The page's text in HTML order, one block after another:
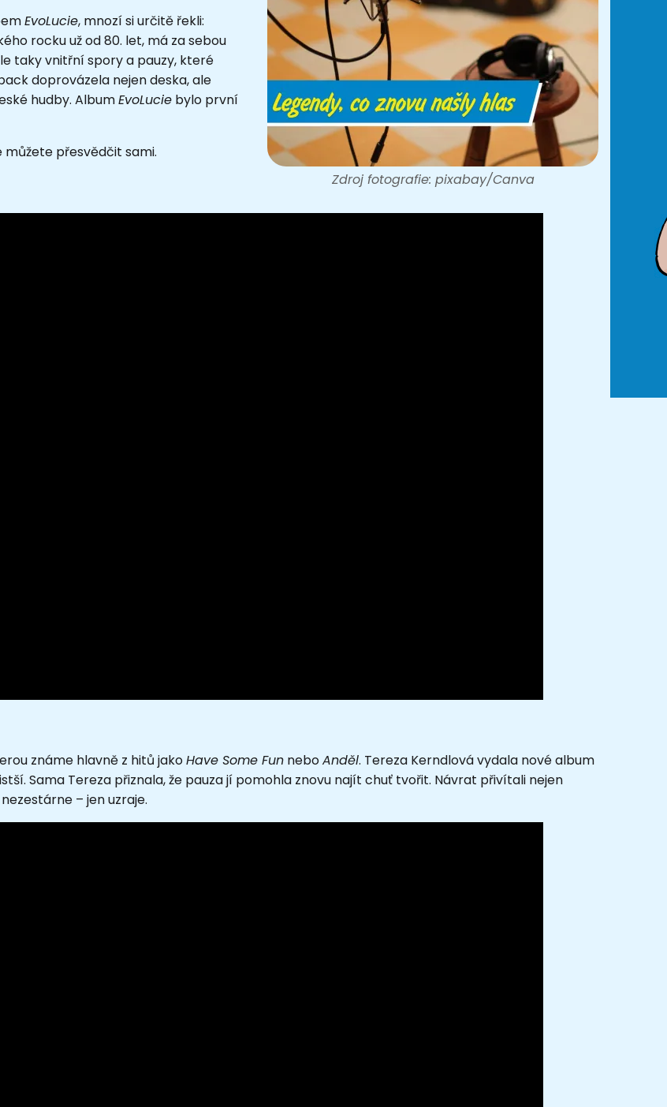
Zdroj fotografie: pixabay/Canva
EvoLucie, mnozí si určitě řekli:
rocku už od 80. let, má za sebou
taky vnitřní spory a pauzy, které
doprovázela nejen deska, ale
hudby. AlbumEvoLucie bylo první
můžete přesvědčit sami.
známe hlavně z hitů jakoHave Some Fun neboAnděl. Tereza Kerndlová vydala nové album
Sama Tereza přiznala, že pauza jí pomohla znovu najít chuť tvořit. Návrat přivítali nejen
– jen uzraje.